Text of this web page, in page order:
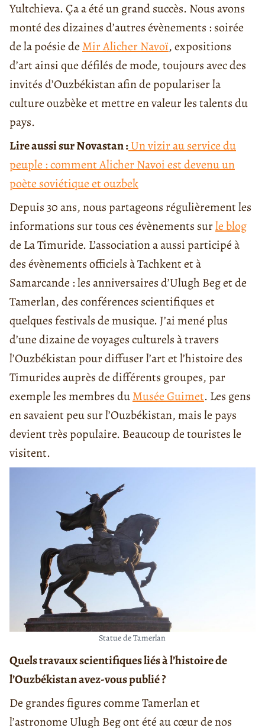
Yultchieva. Ça a été un grand succès. Nous avons
monté des dizaines d’autres évènements : soirée
de la poésie de Mir Alicher Navoï, expositions
d’art ainsi que défilés de mode, toujours avec des
invités d’Ouzbékistan afin de populariser la
culture ouzbèke et mettre en valeur les talents du
pays.
Lire aussi sur Novastan :Un vizir au service du
peuple : comment Alicher Navoi est devenu un
poète soviétique et ouzbek
Depuis 30 ans, nous partageons régulièrement les
informations sur tous ces évènements surle blog
de La Timuride. L’association a aussi participé à
des évènements officiels à Tachkent et à
Samarcande : les anniversaires d’Ulugh Beg et de
Tamerlan, des conférences scientifiques et
quelques festivals de musique. J’ai mené plus
d’une dizaine de voyages culturels à travers
l’Ouzbékistan pour diffuser l’art et l’histoire des
Timurides auprès de différents groupes, par
exemple les membres duMusée Guimet. Les gens
en savaient peu sur l’Ouzbékistan, mais le pays
devient très populaire. Beaucoup de touristes le
visitent.
Statue de Tamerlan
Quels travaux scientifiques liés à l’histoire de
l’Ouzbékistan avez-vous publié ?
De grandes figures comme Tamerlan et
l’astronome Ulugh Beg ont été au cœur de nos